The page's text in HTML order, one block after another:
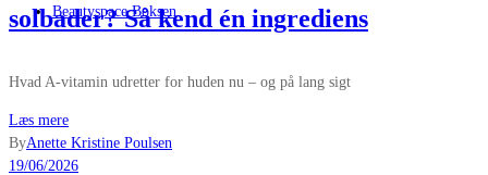
Beautyspace Boksen
solbader? Så kend én ingrediens
Hvad A-vitamin udretter for huden nu – og på lang sigt
Læs mere
ByAnette Kristine Poulsen
19/06/2026